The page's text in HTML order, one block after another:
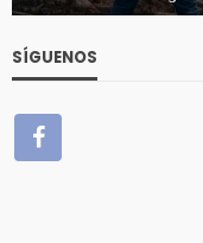
SÍGUENOS